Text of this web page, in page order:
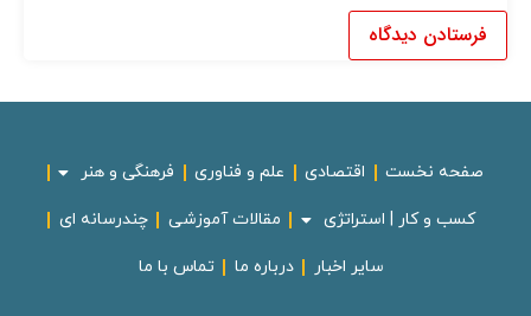
صفحه نخست اقتصادی علم و فناوری فرهنگی و هنر
کسب و کار | استراتژی مقالات آموزشی چندرسانه ای
سایر اخبار درباره ما تماس با ما